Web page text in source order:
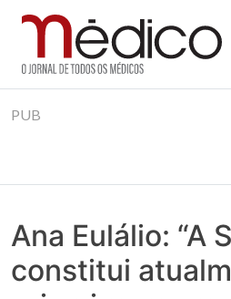
to
Jornal Médico
Médico – O Jornal de Todos os
realmente contam! Tudo o que se
PUB
Ana Eulálio: “A
constitui